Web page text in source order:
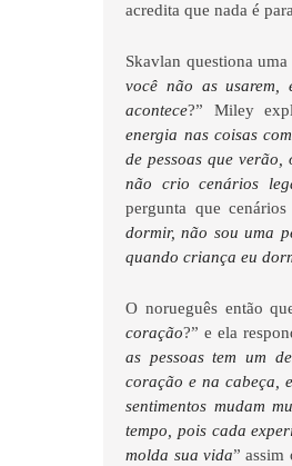
acredita que nada é
Skavlan questiona
você não as
acontece?” Miley
energia nas coisas
de pessoas que
não crio cenários
pergunta que
dormir, não sou uma
quando criança eu
O norueguês então
coração?” e ela
as pessoas tem um
coração e na cabeça,
sentimentos mudam
tempo, pois cada
molda sua vida” assim